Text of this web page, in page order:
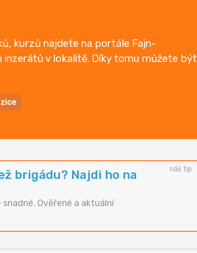
kurzů najdete na portále Fajn-
v lokalitě. Díky tomu můžete být
brigádu? Najdi ho na
Ověřené a aktuální
náš tip